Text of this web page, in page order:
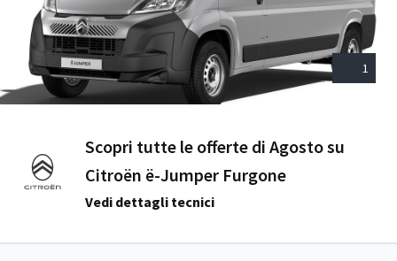
1
Scopri tutte le offerte di Agosto su
Citroën ë-Jumper Furgone
Vedi dettagli tecnici